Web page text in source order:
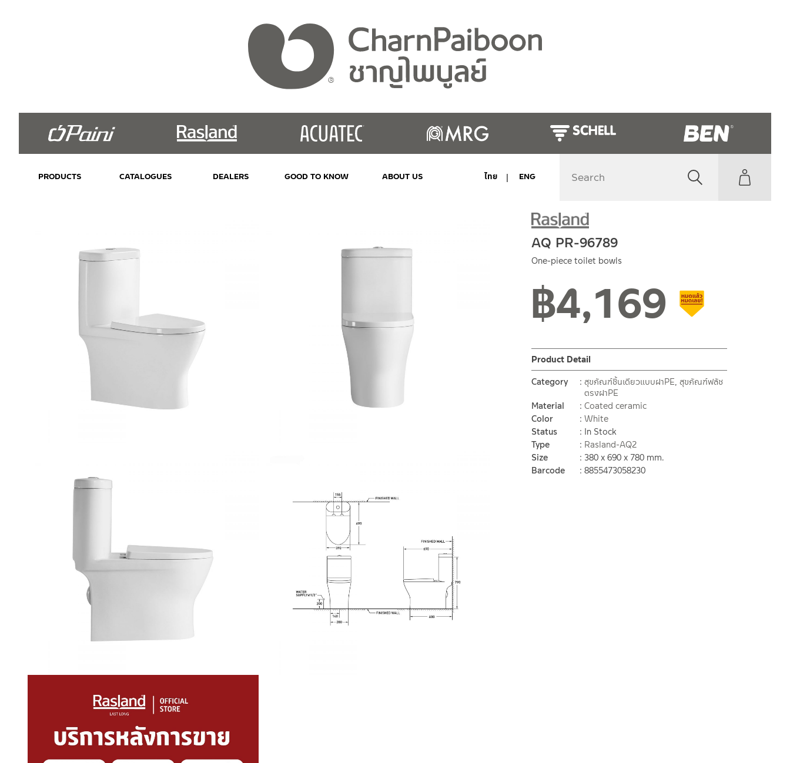
PRODUCTS CATALOGUES DEALERS GOOD TO KNOW ABOUT US ไทย ENG
AQ PR-96789
One-piece toilet bowls
฿4,169
Product Detail
Category
สุขภัณฑ์ชิ้นเดียวแบบฝาPE, สุขภัณฑ์ฟลัช
ตรงฝาPE
Material
Coated ceramic
Color
White
Status
In Stock
Type
Rasland-AQ2
Size
380 x 690 x 780 mm.
Barcode
8855473058230